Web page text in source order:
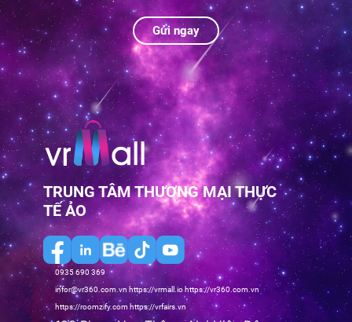
Gửi ngay
TRUNG TÂM THƯƠNG MẠI THỰC
TẾ ẢO
0935 690 369
infor@vr360.com.vn https://vrmall.iohttps://vr360.com.vn
https://roomzify.com https://vrfairs.vn